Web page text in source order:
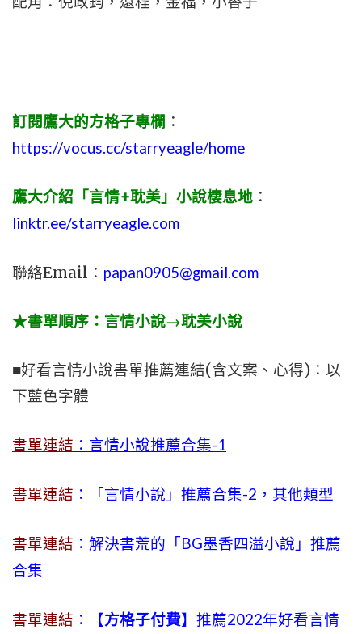
訂閱鷹大的方格子專欄 ：
https://vocus.cc/starryeagle/home
鷹大介紹「言情+耽美」小說棲息地 ：
linktr.ee/starryeagle.com
聯絡Email： papan0905@gmail.com
★書單順序：言情小說→耽美小說
■好看言情小說書單推薦連結(含文案、心得)：以
下藍色字體
書單連結 ：言情小說推薦合集-1
書單連結 ：「言情小說」推薦合集-2，其他類型
書單連結 ：解決書荒的「BG墨香四溢小說」推薦
合集
書單連結 ：【方格子付費】推薦2022年好看言情